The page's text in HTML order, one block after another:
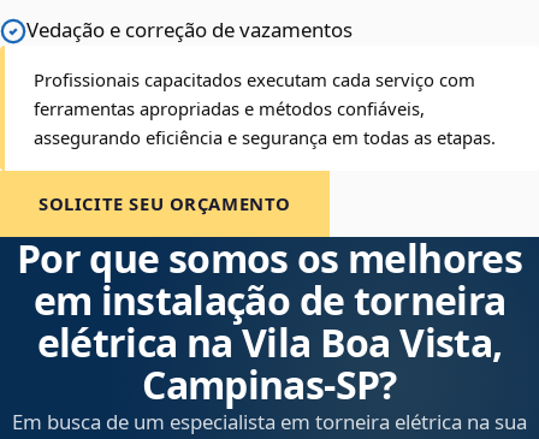
Vedação e correção de vazamentos
Profissionais capacitados executam cada serviço com
ferramentas apropriadas e métodos confiáveis,
assegurando eficiência e segurança em todas as etapas.
SOLICITE SEU ORÇAMENTO
Por que somos os melhores
em instalação de torneira
elétrica na Vila Boa Vista,
Campinas‑SP?
Em busca de um especialista em torneira elétrica na sua